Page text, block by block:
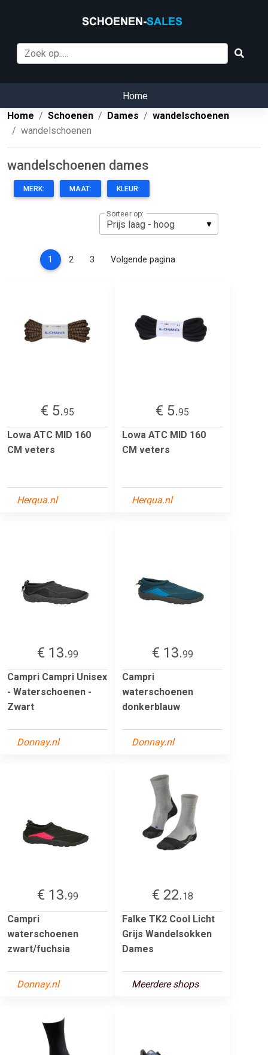
Home
Home
Schoenen Dames
wandelschoenen
wandelschoenen
wandelschoenen dames
MERK: MAAT: KLEUR:
Sorteer op:
1 (current)
2 3 Volgende pagina
€ 5.95
Lowa ATC MID 160
CM veters
Herqua.nl
€ 5.95
Lowa ATC MID 160
CM veters
Herqua.nl
€ 13.99
Campri Campri Unisex
- Waterschoenen -
Zwart
Donnay.nl
€ 13.99
Campri
waterschoenen
donkerblauw
Donnay.nl
€ 13.99
Campri
waterschoenen
zwart/fuchsia
Donnay.nl
€ 22.18
Falke TK2 Cool Licht
Grijs Wandelsokken
Dames
Meerdere shops